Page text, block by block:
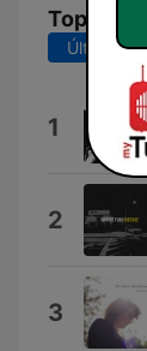
Top
Últimos 7
1
2
3